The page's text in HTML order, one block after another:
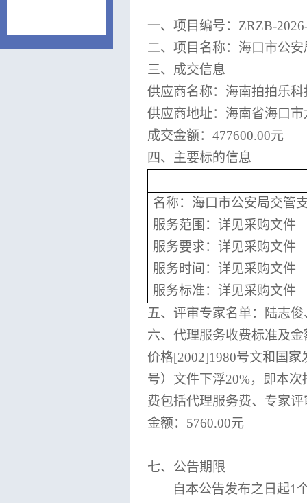
一、 项目编号： ZRZB-
二、 项目名称： 海口市公
三、成交信息
供应商名称： 海南拍拍乐
供应商地址： 海南省海口
成交金额： 477600.00元
四、主要标的信息
名称： 海口市公安局交管
服务范围： 详见采购文件
服务要求： 详见采购文件
服务时间： 详见采购文件
服务标准： 详见采购文件
五、评审专家名单：
陆志
六、代理服务收费标准及
价格[2002]1980号文和国
号）文件下浮20%，即本
费包括代理服务费、专家
金额： 5760.00元
七、公告期限
自本公告发布之日起1